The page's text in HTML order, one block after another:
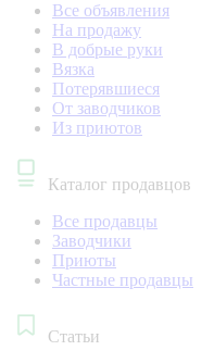
Все объявления
На продажу
В добрые руки
Вязка
Потерявшиеся
От заводчиков
Из приютов
Каталог продавцов
Все продавцы
Заводчики
Приюты
Частные продавцы
Статьи